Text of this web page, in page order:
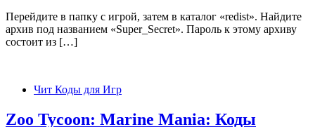
Перейдите в папку с игрой, затем в каталог «redist». Найдите
архив под названием «Super_Secret». Пароль к этому архиву
состоит из […]
Чит Коды для Игр
Zoo Tycoon: Marine Mania: Коды